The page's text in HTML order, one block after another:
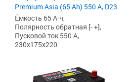
Premium Asia (65 Ah) 550 А, D23
Ёмкость 65 А·ч,
Полярность обратная [- +],
Пусковой ток 550 А,
230x175x220